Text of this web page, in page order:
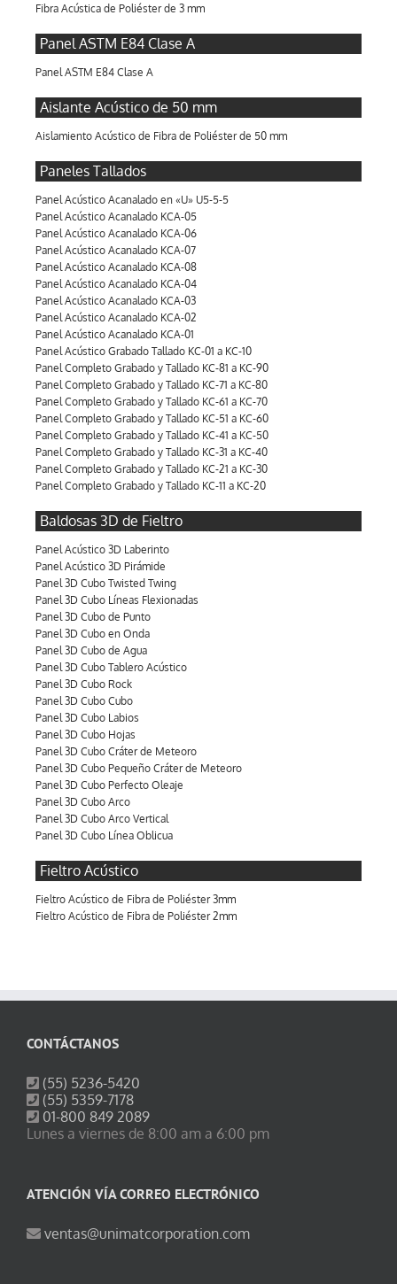
Fibra Acústica de Poliéster de 3 mm
Panel ASTM E84 Clase A
Panel ASTM E84 Clase A
Aislante Acústico de 50 mm
Aislamiento Acústico de Fibra de Poliéster de 50 mm
Paneles Tallados
Panel Acústico Acanalado en «U» U5-5-5
Panel Acústico Acanalado KCA-05
Panel Acústico Acanalado KCA-06
Panel Acústico Acanalado KCA-07
Panel Acústico Acanalado KCA-08
Panel Acústico Acanalado KCA-04
Panel Acústico Acanalado KCA-03
Panel Acústico Acanalado KCA-02
Panel Acústico Acanalado KCA-01
Panel Acústico Grabado Tallado KC-01 a KC-10
Panel Completo Grabado y Tallado KC-81 a KC-90
Panel Completo Grabado y Tallado KC-71 a KC-80
Panel Completo Grabado y Tallado KC-61 a KC-70
Panel Completo Grabado y Tallado KC-51 a KC-60
Panel Completo Grabado y Tallado KC-41 a KC-50
Panel Completo Grabado y Tallado KC-31 a KC-40
Panel Completo Grabado y Tallado KC-21 a KC-30
Panel Completo Grabado y Tallado KC-11 a KC-20
Baldosas 3D de Fieltro
Panel Acústico 3D Laberinto
Panel Acústico 3D Pirámide
Panel 3D Cubo Twisted Twing
Panel 3D Cubo Líneas Flexionadas
Panel 3D Cubo de Punto
Panel 3D Cubo en Onda
Panel 3D Cubo de Agua
Panel 3D Cubo Tablero Acústico
Panel 3D Cubo Rock
Panel 3D Cubo Cubo
Panel 3D Cubo Labios
Panel 3D Cubo Hojas
Panel 3D Cubo Cráter de Meteoro
Panel 3D Cubo Pequeño Cráter de Meteoro
Panel 3D Cubo Perfecto Oleaje
Panel 3D Cubo Arco
Panel 3D Cubo Arco Vertical
Panel 3D Cubo Línea Oblicua
Fieltro Acústico
Fieltro Acústico de Fibra de Poliéster 3mm
Fieltro Acústico de Fibra de Poliéster 2mm
CONTÁCTANOS
(55) 5236-5420
(55) 5359-7178
01-800 849 2089
Lunes a viernes de 8:00 am a 6:00 pm
ATENCIÓN VÍA CORREO ELECTRÓNICO
ventas@unimatcorporation.com